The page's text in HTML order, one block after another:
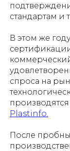
стандартам и
В этом же
спроса на
Рlastinfo.
После